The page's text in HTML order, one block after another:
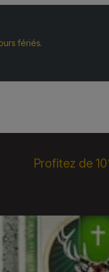
fériés.
Profitez de